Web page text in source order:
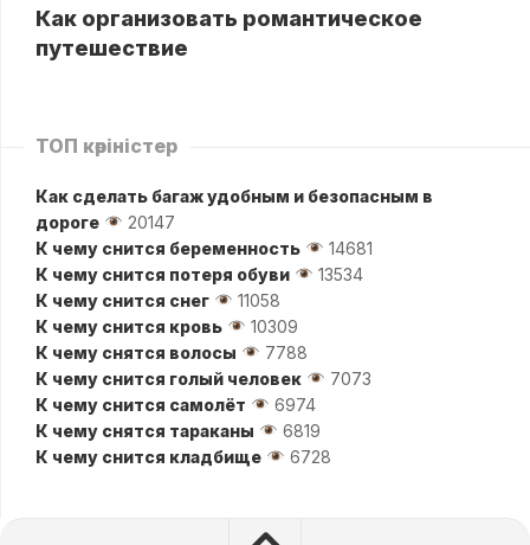
Как организовать романтическое
путешествие
ТОП көріністер
Как сделать багаж удобным и безопасным в
дороге
20147
К чему снится беременность
14681
К чему снится потеря обуви
13534
К чему снится снег
11058
К чему снится кровь
10309
К чему снятся волосы
7788
К чему снится голый человек
7073
К чему снится самолёт
6974
К чему снятся тараканы
6819
К чему снится кладбище
6728